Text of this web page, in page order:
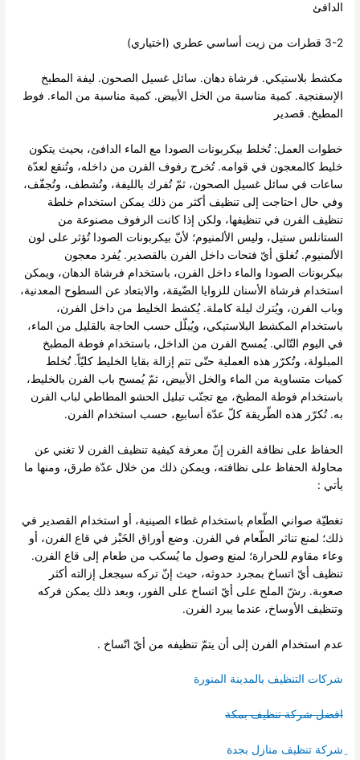
الدافئ
3-2 قطرات من زيت أساسي عطري (اختياري)
مكشط بلاستيكي. فرشاة دهان. سائل غسيل الصحون. ليفة المطبخ
الإسفنجية. كمية مناسبة من الخل الأبيض. كمية مناسبة من الماء. فوط
المطبخ. قصدير
خطوات العمل: تُخلط بيكربونات الصودا مع الماء الدافئ، بحيث يتكون
خليط كالمعجون في قوامه. تُخرج رفوف الفرن من داخله، وتُنقع لعدّة
ساعات في سائل غسيل الصحون، ثمّ تُفرك بالليفة، وتُشطف، وتُجفّف،
وفي حال احتاجت إلى تنظيف أكثر من ذلك يمكن استخدام خلطة
تنظيف الفرن في تنظيفها، ولكن إذا كانت الرفوف مصنوعة من
الستانلس ستيل، وليس الألمنيوم؛ لأنّ بيكربونات الصودا تُؤثر على لون
الألمنيوم. تُغلق أيّ فتحات داخل الفرن بالقصدير. يُفرد معجون
بيكربونات الصودا والماء داخل الفرن، باستخدام فرشاة الدهان، ويمكن
استخدام فرشاة الأسنان للزوايا الضّيقة، والابتعاد عن السطوح المعدنية،
وباب الفرن، ويُترك ليلة كاملة. يُكشط الخليط من داخل الفرن،
باستخدام المكشط البلاستيكي، ويُبلّل حسب الحاجة بالقليل من الماء،
في اليوم التّالي. يُمسح الفرن من الداخل، باستخدام فوطة المطبخ
المبلولة، وتُكرّر هذه العملية حتّى تتم إزالة بقايا الخليط كليّاً. تُخلط
كميات متساوية من الماء والخل الأبيض، ثمّ يُمسح باب الفرن بالخليط،
باستخدام فوطة المطبخ، مع تجنّب تبليل الحشو المطاطي لباب الفرن
به. تُكرّر هذه الطّريقة كلّ عدّة أسابيع، حسب استخدام الفرن.
الحفاظ على نظافة الفرن إنّ معرفة كيفية تنظيف الفرن لا تغني عن
محاولة الحفاظ على نظافته، ويمكن ذلك من خلال عدّة طرق، ومنها ما
يأتي :
تغطيّة صواني الطّعام باستخدام غطاء الصينية، أو استخدام القصدير في
ذلك؛ لمنع تناثر الطّعام في الفرن. وضع أوراق الخَبْز في قاع الفرن، أو
وعاء مقاوم للحرارة؛ لمنع وصول ما يُسكب من طعام إلى قاع الفرن.
تنظيف أيّ اتساخ بمجرد حدوثه، حيث إنّ تركه سيجعل إزالته أكثر
صعوبة. رشّ الملح على أيّ اتساخ على الفور، وبعد ذلك يمكن فركه
وتنظيف الأوساخ، عندما يبرد الفرن.
عدم استخدام الفرن إلى أن يتمّ تنظيفه من أيّ اتّساخ .
شركات التنظيف بالمدينة المنورة
افضل شركة تنظيف بمكة
ِشركة تنظيف منازل بجدة